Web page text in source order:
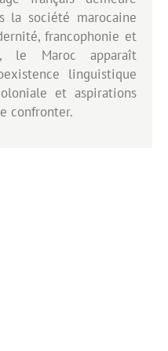
la société marocaine
francophonie et
le Maroc apparaît
linguistique
et aspirations
confronter.